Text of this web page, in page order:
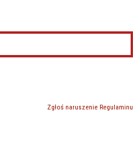
Zgłoś naruszenie Regulaminu